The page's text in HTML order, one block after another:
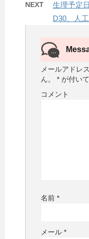
NEXT
生理予定
D30、人
メールアドレ
ん。
* が付い
コメント
名前 *
メール *